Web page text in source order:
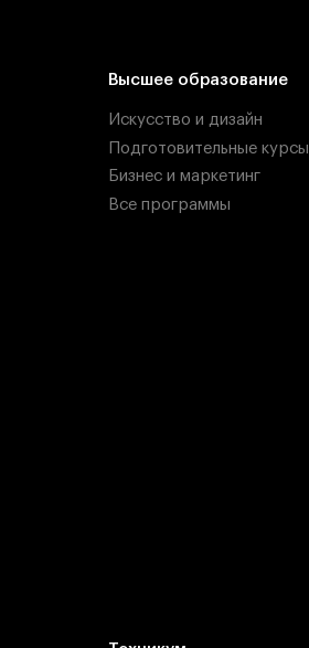
Высшее образование
Искусство и дизайн
Подготовительные курсы
Бизнес и маркетинг
Все программы